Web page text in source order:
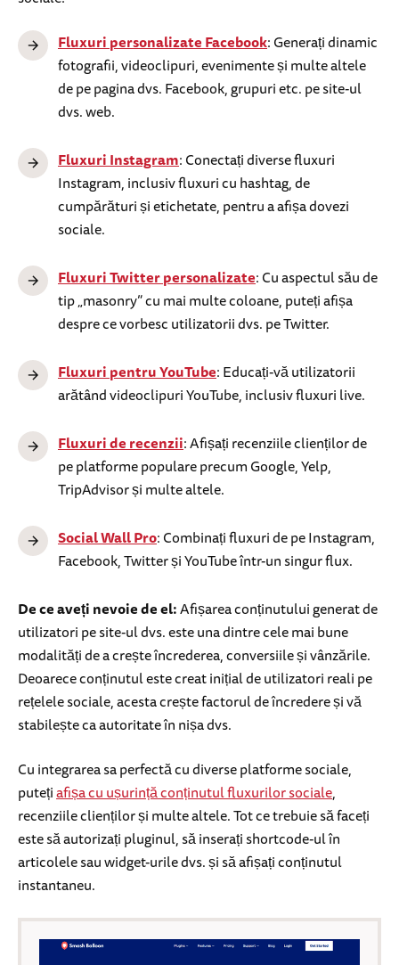
Fluxuri personalizate Facebook: Generați dinamic
fotografii, videoclipuri, evenimente și multe altele
de pe pagina dvs. Facebook, grupuri etc. pe site-ul
dvs. web.
Fluxuri Instagram: Conectați diverse fluxuri
Instagram, inclusiv fluxuri cu hashtag, de
cumpărături și etichetate, pentru a afișa dovezi
sociale.
Fluxuri Twitter personalizate: Cu aspectul său de
tip „masonry” cu mai multe coloane, puteți afișa
despre ce vorbesc utilizatorii dvs. pe Twitter.
Fluxuri pentru YouTube: Educați-vă utilizatorii
arătând videoclipuri YouTube, inclusiv fluxuri live.
Fluxuri de recenzii: Afișați recenziile clienților de
pe platforme populare precum Google, Yelp,
TripAdvisor și multe altele.
Social Wall Pro: Combinați fluxuri de pe Instagram,
Facebook, Twitter și YouTube într-un singur flux.
De ce aveți nevoie de el:Afișarea conținutului generat de
utilizatori pe site-ul dvs. este una dintre cele mai bune
modalități de a crește încrederea, conversiile și vânzările.
Deoarece conținutul este creat inițial de utilizatori reali pe
rețelele sociale, acesta crește factorul de încredere și vă
stabilește ca autoritate în nișa dvs.
Cu integrarea sa perfectă cu diverse platforme sociale,
putețiafișa cu ușurință conținutul fluxurilor sociale,
recenziile clienților și multe altele. Tot ce trebuie să faceți
este să autorizați pluginul, să inserați shortcode-ul în
articolele sau widget-urile dvs. și să afișați conținutul
instantaneu.